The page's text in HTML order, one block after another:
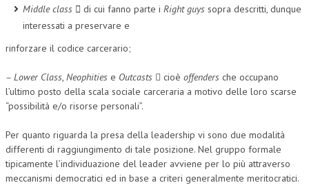
Middle class  di cui fanno parte i Right guys sopra descritti, dunque
interessati a preservare e
rinforzare il codice carcerario;
– Lower Class, Neophities e Outcasts  cioè offenders che occupano
l’ultimo posto della scala sociale carceraria a motivo delle loro scarse
“possibilità e/o risorse personali”.
Per quanto riguarda la presa della leadership vi sono due modalità
differenti di raggiungimento di tale posizione. Nel gruppo formale
tipicamente l’individuazione del leader avviene per lo più attraverso
meccanismi democratici ed in base a criteri generalmente meritocratici.